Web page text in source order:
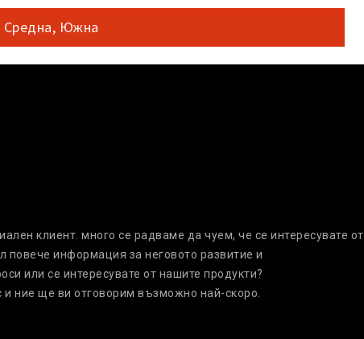
Средна, Южна
клиент. много се радваме да чуем, че се интересувате от
повече информация за неговото развитие и
или се интересувате от нашите продукти?
и ние ще ви отговорим възможно най-скоро.